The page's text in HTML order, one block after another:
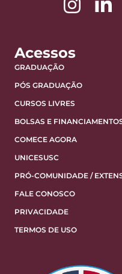
Acessos
GRADUAÇÃO
PÓS GRADUAÇÃO
CURSOS LIVRES
BOLSAS E
COMECE AGORA
UNICESUSC
PRÓ-COMUNIDADE /
FALE CONOSCO
PRIVACIDADE
TERMOS DE USO